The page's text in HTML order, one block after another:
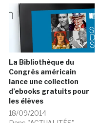
La Bibliothèque du
Congrès américain
lance une collection
d’ebooks gratuits pour
les élèves
18/09/2014